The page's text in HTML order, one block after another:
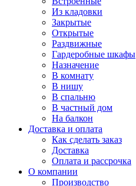
Из кладовки
Закрытые
Открытые
Раздвижные
Гардеробные шкафы
Назначение
В комнату
В нишу
В спальню
В частный дом
На балкон
Доставка и оплата
Как сделать заказ
Доставка
Оплата и рассрочка
О компании
Производство